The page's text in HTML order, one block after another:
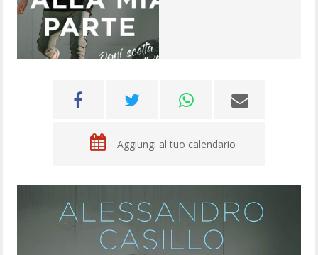
Aggiungi al tuo calendario